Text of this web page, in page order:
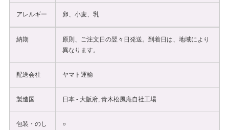
アレルギー 卵、小麦、乳
納期
原則、ご注文日の翌々日発送。到着日は、地域により
異なります。
配送会社 ヤマト運輸
製造国 日本 - 大阪府, 青木松風庵自社工場
包装・のし ○